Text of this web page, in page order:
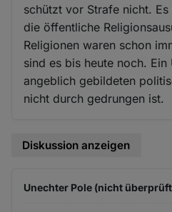
schützt vor Strafe nicht.
die öffentliche
Religionen waren schon
sind es bis heute noch.
angeblich gebildeten
nicht durch gedrungen ist.
Diskussion anzeigen
Unechter Pole (nicht